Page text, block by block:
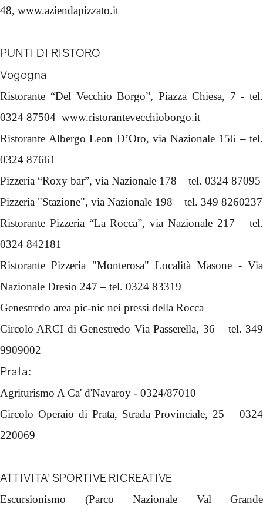
48, www.aziendapizzato.it
PUNTI DI RISTORO
Vogogna
Ristorante “Del Vecchio Borgo”, Piazza Chiesa, 7 - tel.
0324 87504 www.ristorantevecchioborgo.it
Ristorante Albergo Leon D’Oro, via Nazionale 156 – tel.
0324 87661
Pizzeria “Roxy bar”, via Nazionale 178 – tel. 0324 87095
Pizzeria "Stazione", via Nazionale 198 – tel. 349 8260237
Ristorante Pizzeria “La Rocca”, via Nazionale 217 – tel.
0324 842181
Ristorante Pizzeria "Monterosa" Località Masone - Via
Nazionale Dresio 247 – tel. 0324 83319
Genestredo area pic-nic nei pressi della Rocca
Circolo ARCI di Genestredo Via Passerella, 36 – tel. 349
9909002
Prata:
Agriturismo A Ca' d'Navaroy - 0324/87010
Circolo Operaio di Prata, Strada Provinciale, 25 – 0324
220069
ATTIVITA’ SPORTIVE RICREATIVE
Escursionismo (Parco Nazionale Val Grande